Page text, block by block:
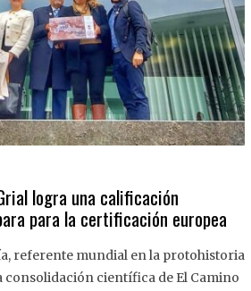
logra una calificación
para la certificación europea
referente mundial en la protohistoria
consolidación científica de El Camino